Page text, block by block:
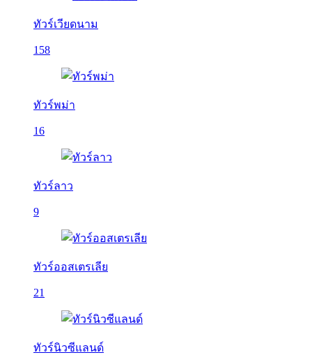
ทัวร์เวียดนาม
158
ทัวร์พม่า
16
ทัวร์ลาว
9
ทัวร์ออสเตรเลีย
21
ทัวร์นิวซีแลนด์